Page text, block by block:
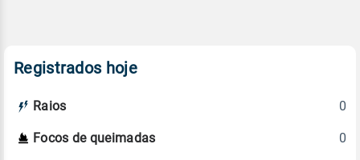
Registrados hoje
Raios 0
Focos de queimadas 0